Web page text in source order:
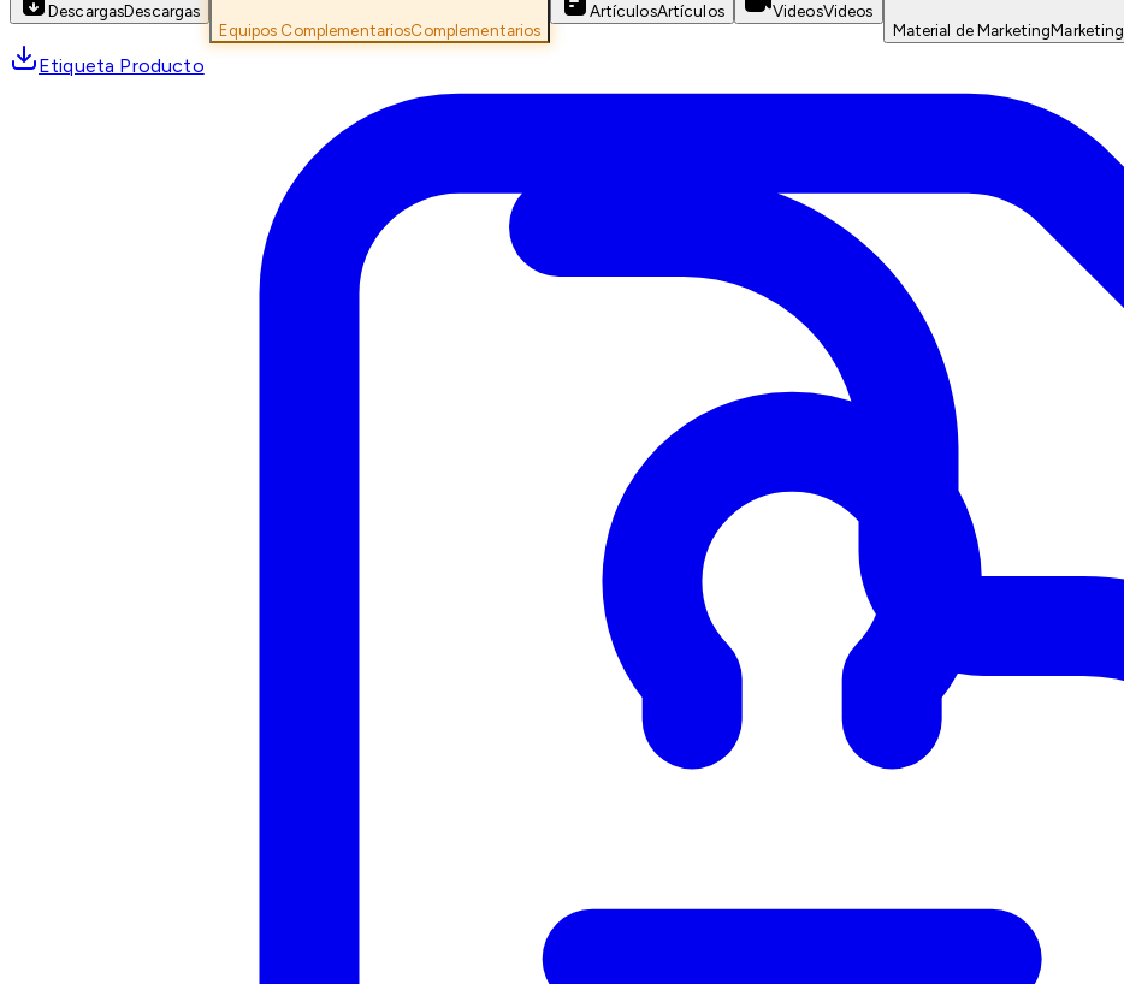
DescargasDescargas
Equipos ComplementariosComplementarios
ArtículosArtículos VideosVideos
Material de MarketingMarketing
Etiqueta Producto